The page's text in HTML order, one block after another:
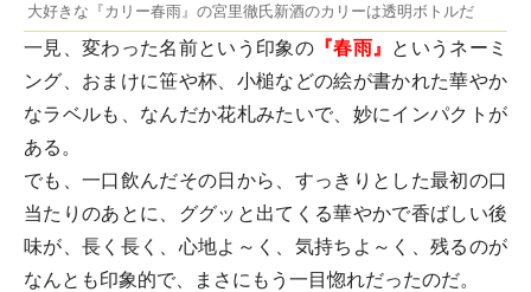
大好きな『カリー春雨』の宮里徹氏新酒のカリーは透明ボトルだ
一見、変わった名前という印象の 『春雨』 というネーミ
ング、おまけに笹や杯、小槌などの絵が書かれた華やか
なラベルも、なんだか花札みたいで、妙にインパクトが
ある。
でも、一口飲んだその日から、すっきりとした最初の口
当たりのあとに、ググッと出てくる華やかで香ばしい後
味が、長く長く、心地よ～く、気持ちよ～く、残るのが
なんとも印象的で、まさにもう一目惚れだったのだ。